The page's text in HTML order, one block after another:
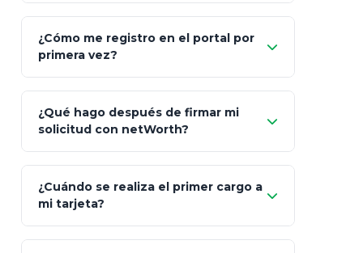
Fiscalidad Estrategia Art. 151 / 93
Client"
App Store (iOS) Google Play
¿Cómo me registro en el portal por
primera vez?
Bienvenida
"¿Aún no tienes cuenta?
Regístrate"
¿Qué hago después de firmar mi
solicitud con netWorth?
¿Cuándo se realiza el primer cargo a
mi tarjeta?